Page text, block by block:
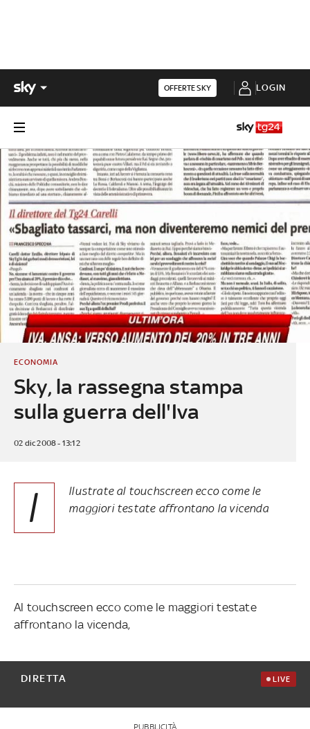
OFFERTE SKY LOGIN
Sky, la rassegna stampa
sulla guerra dell'Iva
ECONOMIA
02 dic 2008 - 13:12
I
llustrate al touchscreen ecco come le
maggiori testate affrontano la vicenda
Al touchscreen ecco come le maggiori testate
affrontano la vicenda,
DIRETTA LIVE
PUBBLICITÀ